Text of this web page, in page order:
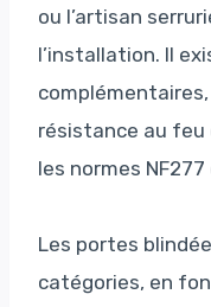
ou l’artisan
l’installation. Il
résistance au feu
les normes NF277
Les portes
catégories, en